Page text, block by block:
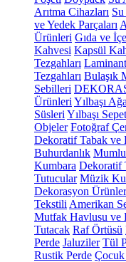
Arıtma Cihazları
ve Yedek Parçaları
Ürünleri Gıda ve
Kahvesi Kapsül
Tezgahları
Tezgahları Bulaşık
Sebilleri
Ürünleri Yılbaşı
Süsleri Yılbaşı
Objeler Fotoğraf
Dekoratif Tabak ve
Buhurdanlık
Kumbara Dekoratif
Tutucular Müzik
Dekorasyon
Tekstili Amerikan
Mutfak Havlusu ve
Tutacak Raf Örtüsü
Perde Jaluziler Tül
Rustik Perde Çocuk